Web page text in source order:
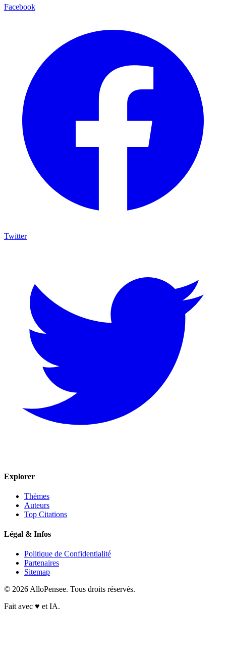
Facebook
Twitter
Explorer
Thèmes
Auteurs
Top Citations
Légal & Infos
Politique de Confidentialité
Partenaires
Sitemap
© 2026 AlloPensee. Tous droits réservés.
Fait avec ♥ et IA.